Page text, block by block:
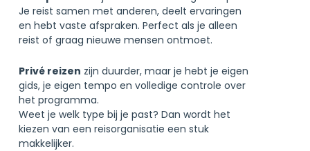
Je reist samen met anderen, deelt ervaringen
en hebt vaste afspraken. Perfect als je alleen
reist of graag nieuwe mensen ontmoet.
Privé reizen zijn duurder, maar je hebt je eigen
gids, je eigen tempo en volledige controle over
het programma.
Weet je welk type bij je past? Dan wordt het
kiezen van een reisorganisatie een stuk
makkelijker.